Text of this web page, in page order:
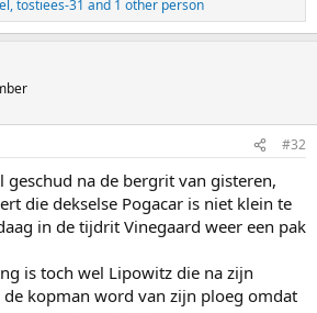
,tostiees-31 and 1 other person
#32
geschud na de bergrit van gisteren,
die dekselse Pogacar is niet klein te
in de tijdrit Vinegaard weer een pak
is toch wel Lipowitz die na zijn
kopman word van zijn ploeg omdat